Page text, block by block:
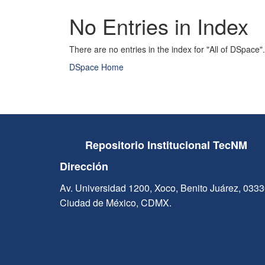
No Entries in Index
There are no entries in the index for "All of DSpace".
DSpace Home
Repositorio Institucional TecNM
Dirección
Av. Universidad 1200, Xoco, Benito Juárez,
Ciudad de México, CDMX.